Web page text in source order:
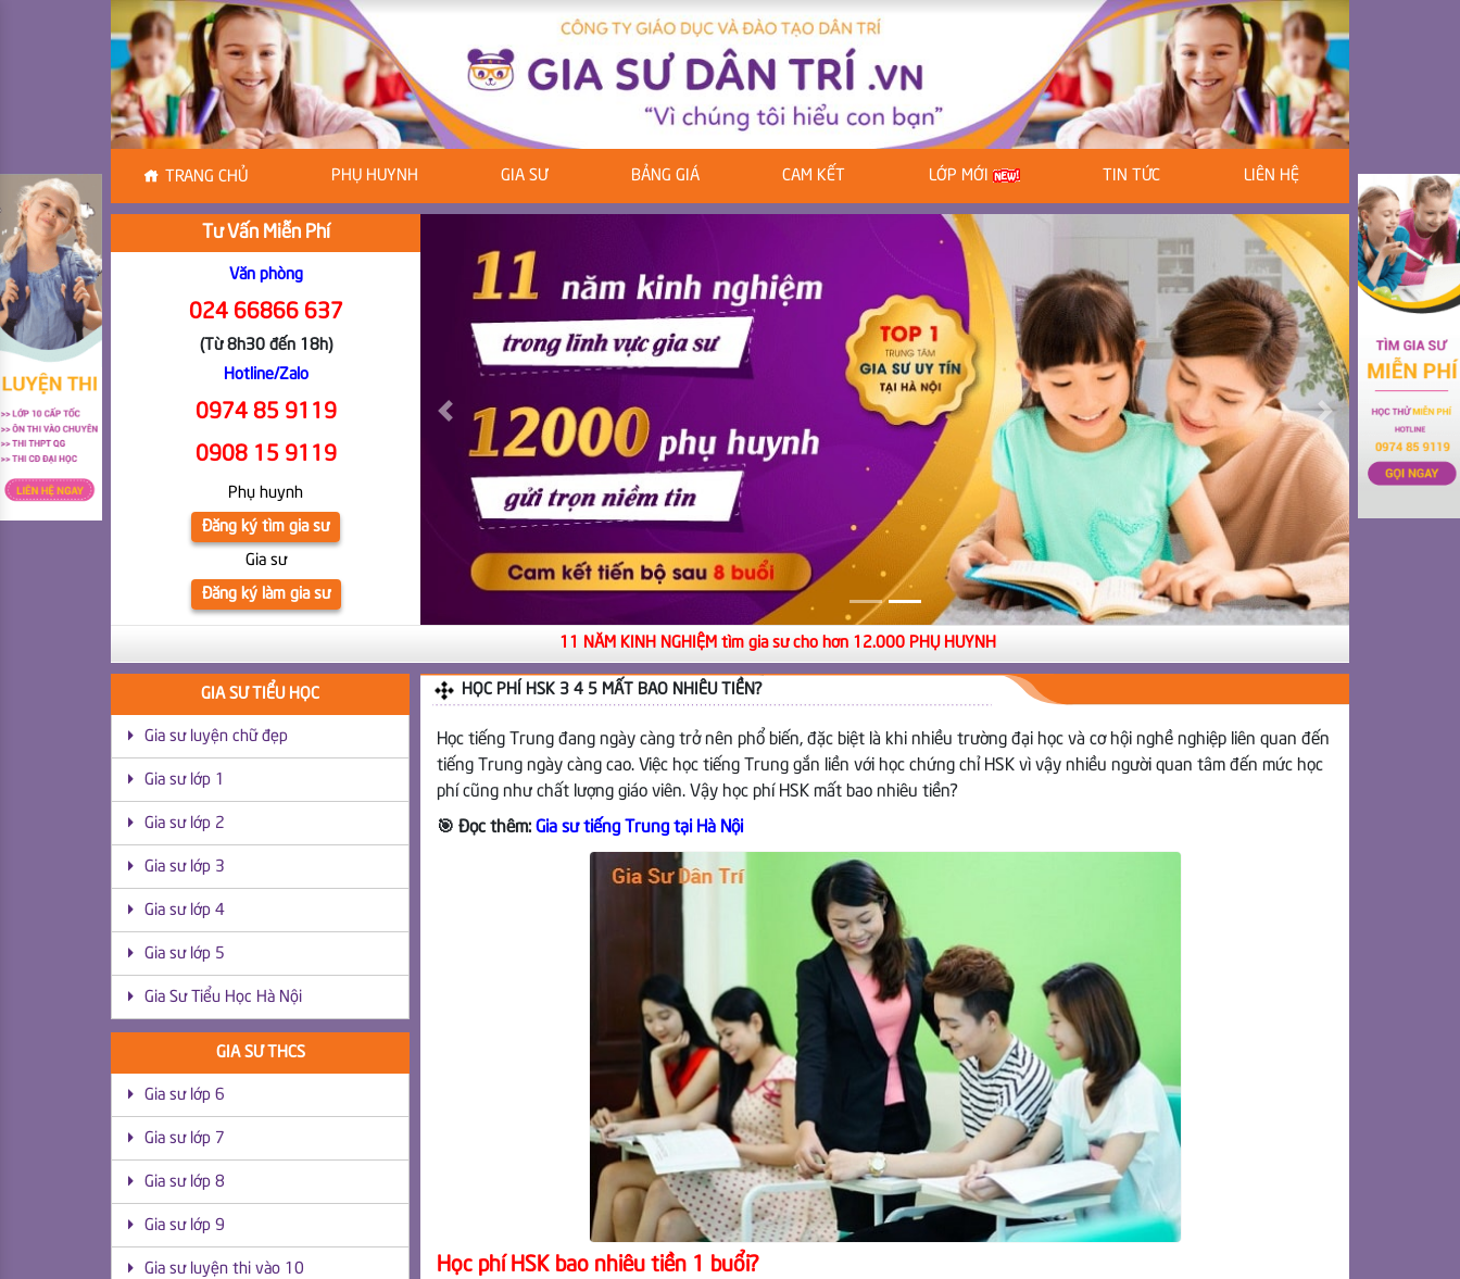
TRANG CHỦ PHỤ HUYNH GIA SƯ BẢNG GIÁ CAM KẾT LỚP MỚI TIN TỨC LIÊN HỆ
Tư Vấn Miễn Phí
Văn phòng
024 66866 637
(Từ 8h30 đến 18h)
Hotline/Zalo
0974 85 9119
0908 15 9119
Phụ huynh
Đăng ký tìm gia sư
Gia sư
Đăng ký làm gia sư
Previous Next
11 NĂM KINH NGHIỆM tìm gia sư cho hơn 12.000 PHỤ HUYNH
HỌC PHÍ HSK 3 4 5 MẤT BAO NHIÊU TIỀN?
Học tiếng Trung đang ngày càng trở nên phổ biến, đặc biệt là khi nhiều trường đại học và cơ hội nghề nghiệp liên quan đến
tiếng Trung ngày càng cao. Việc học tiếng Trung gắn liền với học chứng chỉ HSK vì vậy nhiều người quan tâm đến mức học
phí cũng như chất lượng giáo viên. Vậy học phí HSK mất bao nhiêu tiền?
🎯 Đọc thêm: Gia sư tiếng Trung tại Hà Nội
Học phí HSK bao nhiêu tiền 1 buổi?
GIA SƯ TIỂU HỌC
Gia sư luyện chữ đẹp
Gia sư lớp 1
Gia sư lớp 2
Gia sư lớp 3
Gia sư lớp 4
Gia sư lớp 5
Gia Sư Tiểu Học Hà Nội
GIA SƯ THCS
Gia sư lớp 6
Gia sư lớp 7
Gia sư lớp 8
Gia sư lớp 9
Gia sư luyện thi vào 10